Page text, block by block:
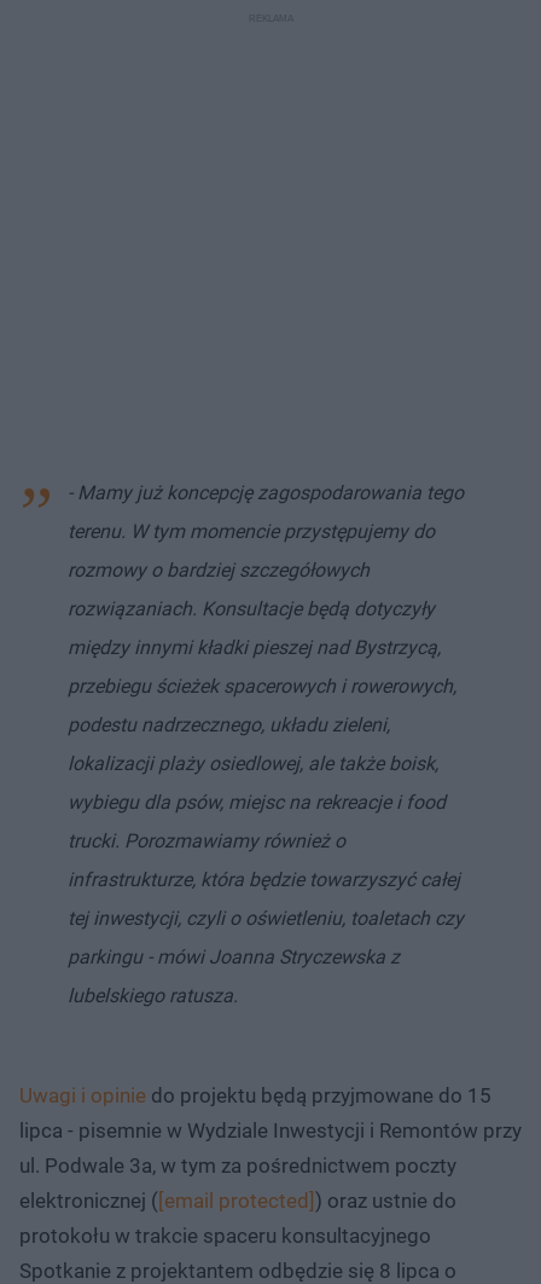
- Mamy już koncepcję zagospodarowania tego
terenu. W tym momencie przystępujemy do
rozmowy o bardziej szczegółowych
rozwiązaniach. Konsultacje będą dotyczyły
między innymi kładki pieszej nad Bystrzycą,
przebiegu ścieżek spacerowych i rowerowych,
podestu nadrzecznego, układu zieleni,
lokalizacji plaży osiedlowej, ale także boisk,
wybiegu dla psów, miejsc na rekreacje i food
trucki. Porozmawiamy również o
infrastrukturze, która będzie towarzyszyć całej
tej inwestycji, czyli o oświetleniu, toaletach czy
parkingu - mówi Joanna Stryczewska z
lubelskiego ratusza.
Uwagi i opinie do projektu będą przyjmowane do 15
lipca - pisemnie w Wydziale Inwestycji i Remontów przy
ul. Podwale 3a, w tym za pośrednictwem poczty
elektronicznej ( [email protected]) oraz ustnie do
protokołu w trakcie spaceru konsultacyjnego
Spotkanie z projektantem odbędzie się 8 lipca o